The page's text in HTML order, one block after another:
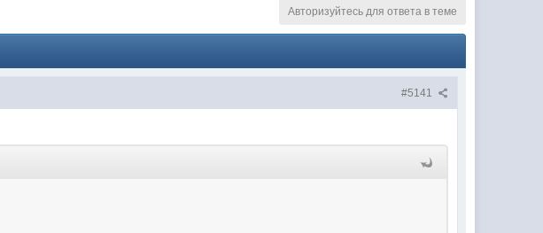
Авторизуйтесь для ответа в теме
#5141